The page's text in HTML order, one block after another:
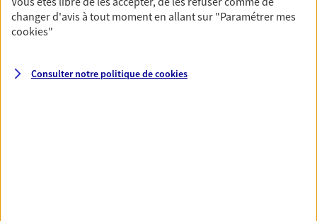
votre famille avec la complémentaire santé qui
vous ressemble.
Prévoyance
changer d'avis à tout moment en allant sur "Paramétrer mes
cookies"
Consulter notre politique decookies